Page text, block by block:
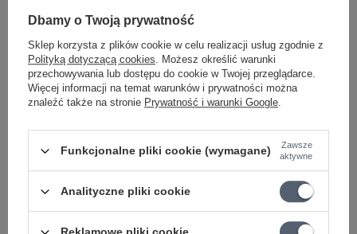
PRS MT15 - Zestaw lamp
1 078,00 zł
17,76 zł
Najniższa cena z 30
18,72 zł
Pytania innych klientów
Dbamy o Twoją prywatność
Sklep korzysta z plików cookie w celu realizacji usług zgodnie z
Polityką dotyczącą cookies. Możesz określić warunki
przechowywania lub dostępu do cookie w Twojej przeglądarce.
Więcej informacji na temat warunków i prywatności można
znaleźć także na stronie Prywatność i warunki Google.
Funkcjonalne pliki cookie (wymagane)
Zawsze
aktywne
Analityczne pliki cookie